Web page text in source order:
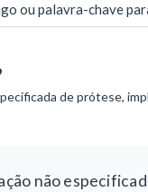
ou palavra-chave
de prótese,
não